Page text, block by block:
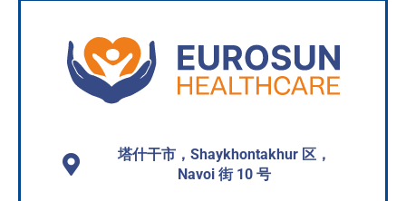
塔什干市，Shaykhontakhur 区，
Navoi 街 10 号